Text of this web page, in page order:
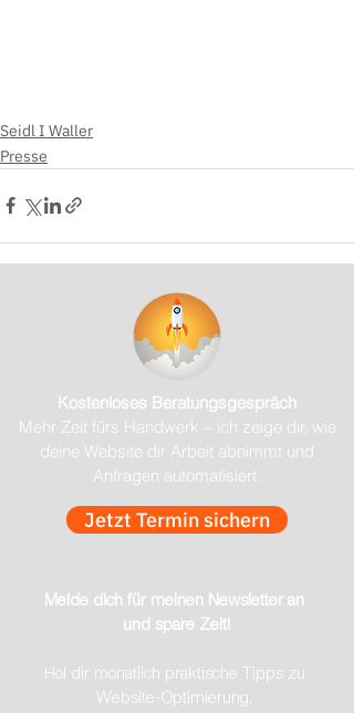
Seidl I Waller
Presse
Kostenloses Beratungsgespräch
Mehr Zeit fürs Handwerk – ich zeige dir, wie
deine Website dir Arbeit abnimmt und
Anfragen automatisiert.
Jetzt Termin sichern
Melde dich für meinen Newsletter an
und spare Zeit!
Hol dir monatlich praktische Tipps zu
Website-Optimierung,